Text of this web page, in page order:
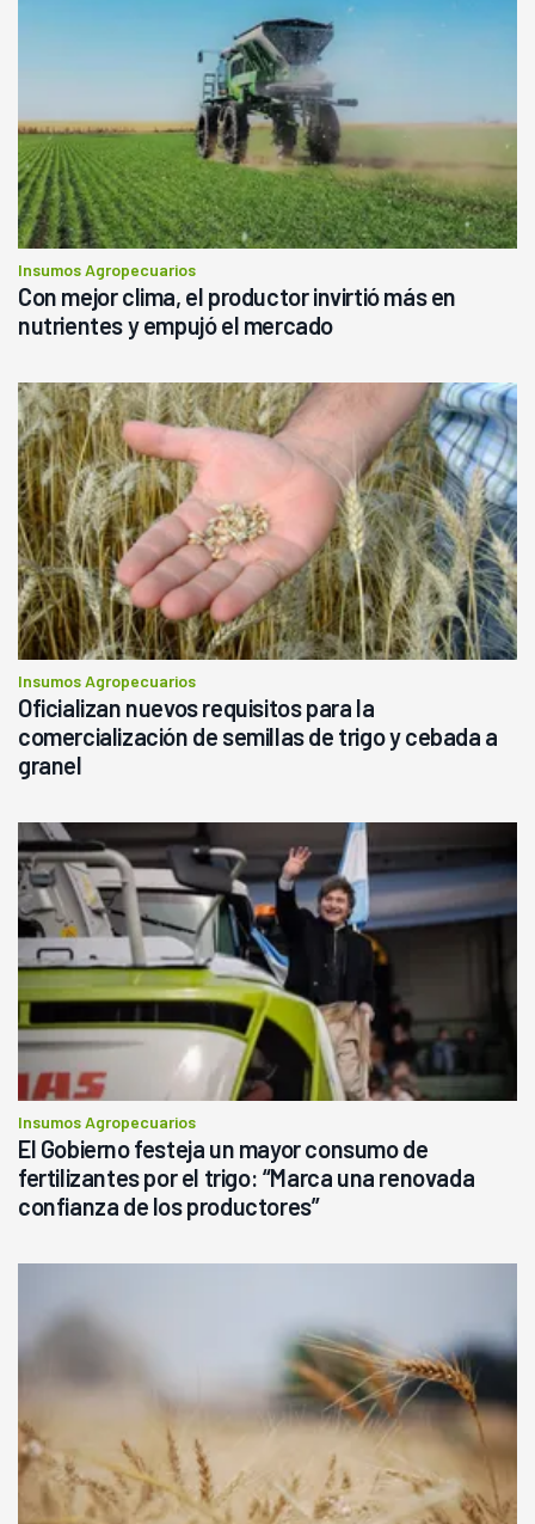
Insumos Agropecuarios
Con mejor clima, el productor invirtió más en
nutrientes y empujó el mercado
Insumos Agropecuarios
Oficializan nuevos requisitos para la
comercialización de semillas de trigo y cebada a
granel
Insumos Agropecuarios
El Gobierno festeja un mayor consumo de
fertilizantes por el trigo: “Marca una renovada
confianza de los productores”